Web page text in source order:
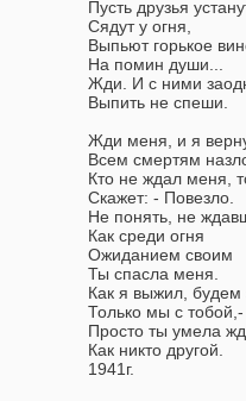
Пусть друзья
Сядут у огня,
Выпьют горькое
На помин души...
Жди. И с ними
Выпить не спеши.
Жди меня, и я
Всем смертям
Кто не ждал меня,
Скажет: - Повезло.
Не понять, не
Как среди огня
Ожиданием своим
Ты спасла меня.
Как я выжил, будем
Только мы с тобой,-
Просто ты умела
Как никто другой.
1941г.